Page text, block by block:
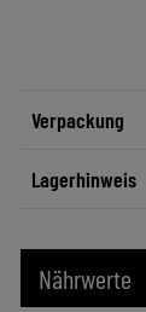
Verpackung
Lagerhinweis
Nährwerte